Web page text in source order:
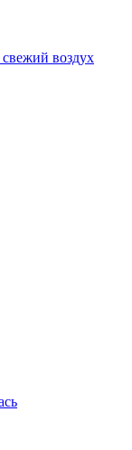
воздух